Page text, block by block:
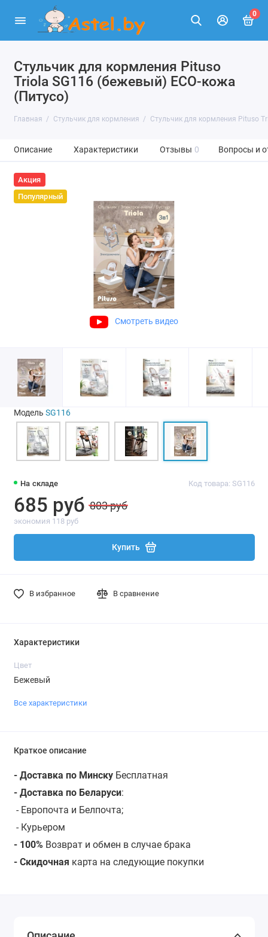
0
Стульчик для кормления Pituso
Triola SG116 (бежевый) ECO-кожа
(Питусо)
Главная Стульчик для кормления Стульчик для кормления Pituso
Описание Характеристики Отзывы 0 Вопросы и
Акция
Популярный
Смотреть видео
На складе Код товара: SG116
685 руб 803 руб
экономия 118 руб
Купить
В избранное В сравнение
Модель SG116
Характеристики
Цвет
Бежевый
Все характеристики
Краткое описание
- Доставка по МинскуБесплатная
- Доставка по Беларуси:
- Европочта и Белпочта;
- Курьером
- 100% Возврат и обмен в случае брака
- Скидочная карта на следующие покупки